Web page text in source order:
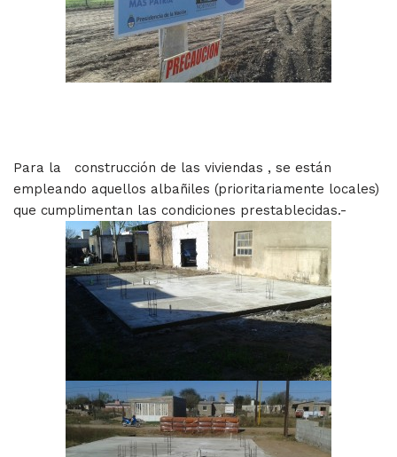
Para la construcción de las viviendas , se están
empleando aquellos albañiles (prioritariamente locales)
que cumplimentan las condiciones prestablecidas.-